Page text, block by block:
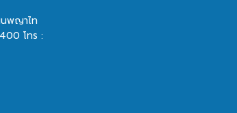
พญาไท
โทร :